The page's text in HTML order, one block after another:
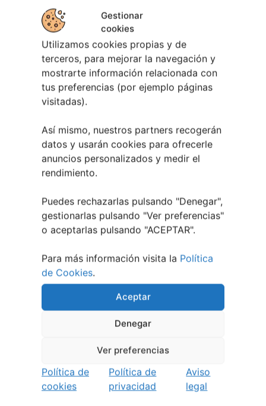
Gestionar
cookies
Utilizamos cookies propias y de
terceros, para mejorar la navegación y
mostrarte información relacionada con
tus preferencias (por ejemplo páginas
visitadas).
Así mismo, nuestros partners recogerán
datos y usarán cookies para ofrecerle
anuncios personalizados y medir el
rendimiento.
Puedes rechazarlas pulsando "Denegar",
gestionarlas pulsando "Ver preferencias"
o aceptarlas pulsando "ACEPTAR".
Para más información visita la Política
de Cookies.
Aceptar
Denegar
Ver preferencias
Política de
cookies
Política de
privacidad
Aviso
legal
Festival Noites Teatrais de Vilamarín 2026
julio, 2026
Verano Cultural de Seixalbo 2026
2026
A bailar! | Espectáculo en Baños de Molga
mayo, 2026
Noticias de Pontevedraplan
agosto, 2026
El XXXII Festival Internacional de Jazz e Blues
de Pontevedra reunirá a grandes músicos del 3
al 7 de agosto